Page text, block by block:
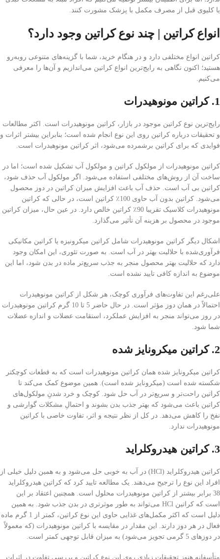
یا کلیوی قبل از مصرف مکمل با پزشک مشورت کنند.
انواع کراتین | چند نوع کراتین وجود دارد؟
کراتین انواع مختلفی دارد و در هنگام خرید، شما با گزینه‌های متنوعی روبه‌رو
هستید؛ اکنون نگاهی به رایج‌ترین انواع کراتین می‌اندازیم و آن‌ها را معرفی
می‌کنیم.
1. کراتین مونوهیدرات
رایج‌ترین نوع کراتین موجود در بازار، کراتین مونوهیدرات است. اکثر مطالعات
و تحقیقات درباره کراتین روی این نوع انجام شده است؛ بنابراین بیشتر اثرات و
فوایدی که برای کراتین برشمرده می‌شود، اثر کراتین مونوهیدرات است.
کراتین مونوهیدرات از مولکول کراتین و مولکول آب تشکیل شده است؛ اما در
ساخت آن از روش‌های مختلفی استفاده می‌شود. اگر مولکول آب حذف شود،
کراتین بی آب است. حذف آب باعث افزایش میزان کراتین در دوز محصول
می‌شود. کراتین بدون آب حاوی 100٪ کراتین است، در حالی که کراتین
مونوهیدرات کلاسیک تقریبا 90٪ کراتین خالص دارد. در عین حال، میزان کراتین
موجود در محصول بر هزینه آن تأثیر می‌گذارد.
اشکال دیگر کراتین مونوهیدرات شامل کراتین میکرونیزه یا کراتین مکانیکی
فرآوری‌شده با حلالیت بهتر در آب است. به صورت تئوری، این امکان وجود
دارد که حلالیت بهتر محصول منجر به جذب سریع‌تر ماده در بدن شود، اما این
موضوع به اندازه کافی تایید نشده است.
علی‌رغم این تفاوت‌های فرآوری کوچک، هر شکل از کراتین مونوهیدرات
احتمالاً در همان دوز مؤثر است. در حال حاضر 5 تا 10 گرم کراتین مونوهیدرات
در روز می‌تواند منجر به افزایش عملکرد، استقامت عضلات و اندازه عضلات
شما شود.
2. کراتین میکرونایز شده
کراتین میکرونایز شده همان کراتین مونوهیدرات است که به قطعات کوچکتر
شکسته شده است (میکرونایز شده است). همین موضوع کمک می‌کند تا
کراتین راحت‌تر و سریع‌تر در آب حل شود. کوچک و خرد شدنِ مولکول‌های
کراتین باعث می‌شود که بهتر جذب بدن بشوند و احتمالِ مشکلات گوارشی و
نفخ را کاهش می‌دهد. در کل از نظر نتیجه و اثر، تفاوت خاصی با کراتین
مونوهیدرات ندارد.
3. کراتین هیدروکلراید
کراتین هیدروکلراید (HCl) در آب به خوبی حل می‌شود و به همین دلیل خیلی از
افراد این نوع را ترجیح می‌دهند. یک مطالعه تایید کرد که کراتین هیدروکلراید
38 برابر بیشتر از کراتین مونوهیدرات محلول است. همچنین اعتقاد بر این
است که کراتین HCl می‌تواند به طور موثرتری در بدن جذب شود. به همین
دلیل است که اکثر مکمل‌های غذایی حاوی این نوع کراتین، کمتر از 1 گرم ماده
فعال در هر دوز دارند. این مقدار در مقایسه با کراتین مونوهیدرات (که معمولاً
در دوزهای 5 گرمی تجویز می‌شود) به میزان قابل توجهی کمتر است.
متأسفانه هنوز تحقیقات زیادی روی این نوع کراتین و بررسی تفاوت در اثرات